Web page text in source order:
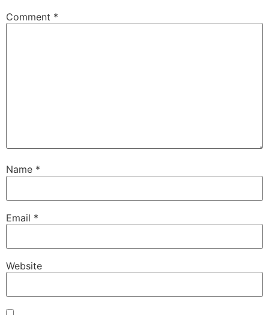
Comment *
Name *
Email *
Website